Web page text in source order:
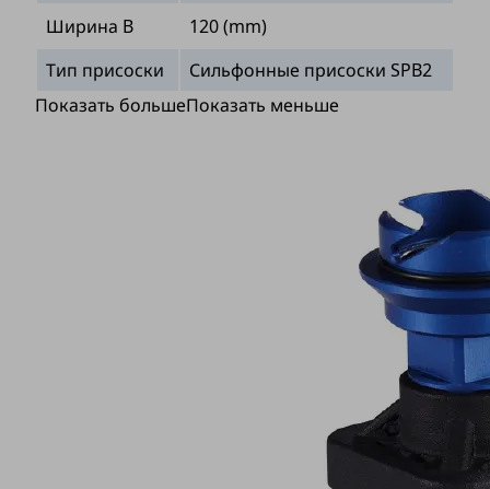
Ширина B
120 (mm)
Тип присоски
Сильфонные присоски SPB2
Показать большеПоказать меньше